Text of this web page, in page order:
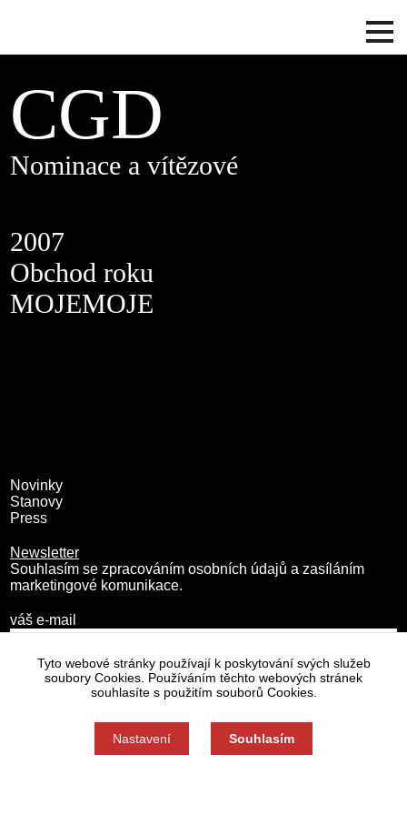
CGD
Nominace a vítězové
2007
Obchod roku
MOJEMOJE
Novinky
Stanovy
Press
Newsletter
Souhlasím se zpracováním osobních údajů a zasíláním
marketingové komunikace.
váš e-mail
Zásady zpracování osobních údajů
Nastavení cookies
Tyto webové stránky používají k poskytování svých služeb
soubory Cookies. Používáním těchto webových stránek
souhlasíte s použitím souborů Cookies.
Nastavení Souhlasím